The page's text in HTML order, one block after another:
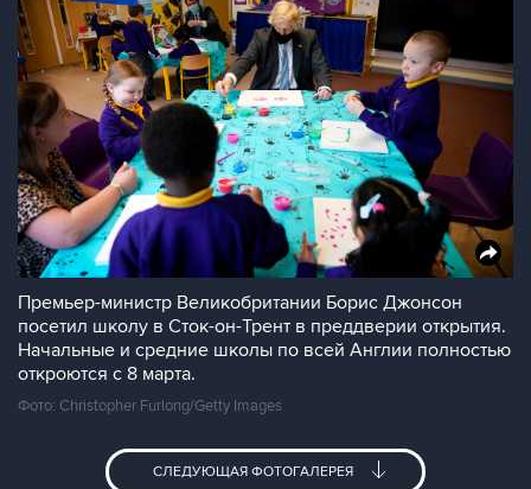
Премьер-министр Великобритании Борис Джонсон
посетил школу в Сток-он-Трент в преддверии открытия.
Начальные и средние школы по всей Англии полностью
откроются с 8 марта.
Фото: Christopher Furlong/Getty Images
СЛЕДУЮЩАЯ ФОТОГАЛЕРЕЯ